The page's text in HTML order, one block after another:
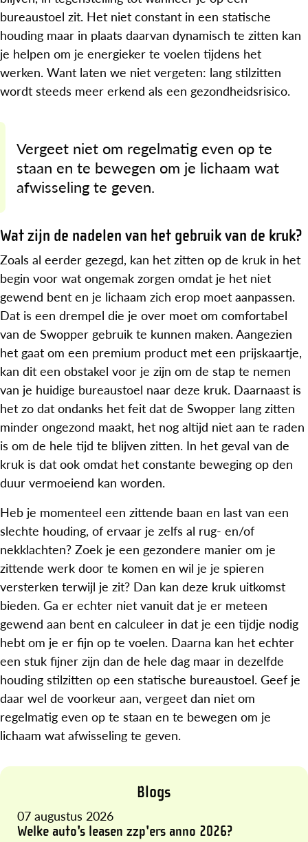
bureaustoel zit. Het niet constant in een statische
houding maar in plaats daarvan dynamisch te zitten kan
je helpen om je energieker te voelen tijdens het
werken. Want laten we niet vergeten: lang stilzitten
wordt steeds meer erkend als een gezondheidsrisico.
Vergeet niet om regelmatig even op te
staan en te bewegen om je lichaam wat
afwisseling te geven.
Wat zijn de nadelen van het gebruik van de kruk?
Zoals al eerder gezegd, kan het zitten op de kruk in het
begin voor wat ongemak zorgen omdat je het niet
gewend bent en je lichaam zich erop moet aanpassen.
Dat is een drempel die je over moet om comfortabel
van de Swopper gebruik te kunnen maken. Aangezien
het gaat om een premium product met een prijskaartje,
kan dit een obstakel voor je zijn om de stap te nemen
van je huidige bureaustoel naar deze kruk. Daarnaast is
het zo dat ondanks het feit dat de Swopper lang zitten
minder ongezond maakt, het nog altijd niet aan te raden
is om de hele tijd te blijven zitten. In het geval van de
kruk is dat ook omdat het constante beweging op den
duur vermoeiend kan worden.
Heb je momenteel een zittende baan en last van een
slechte houding, of ervaar je zelfs al rug- en/of
nekklachten? Zoek je een gezondere manier om je
zittende werk door te komen en wil je je spieren
versterken terwijl je zit? Dan kan deze kruk uitkomst
bieden. Ga er echter niet vanuit dat je er meteen
gewend aan bent en calculeer in dat je een tijdje nodig
hebt om je er fijn op te voelen. Daarna kan het echter
een stuk fijner zijn dan de hele dag maar in dezelfde
houding stilzitten op een statische bureaustoel. Geef je
daar wel de voorkeur aan, vergeet dan niet om
regelmatig even op te staan en te bewegen om je
lichaam wat afwisseling te geven.
Blogs
07 augustus 2026
Welke auto's leasen zzp'ers anno 2026?